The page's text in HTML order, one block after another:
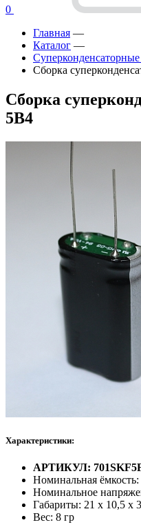
0
Главная —
Каталог —
Сборка
Сборка
5В4
Характеристики:
АРТИКУЛ:
Номинальная
Номинальное
Габариты: 21 х 10,5 х
Вес: 8 гр